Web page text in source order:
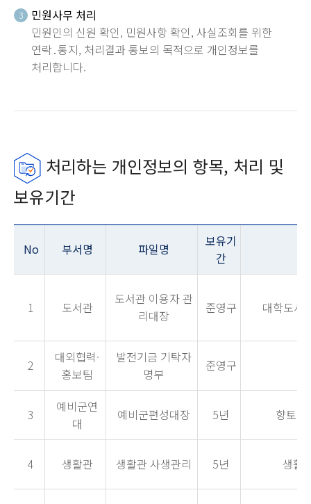
3
민원사무 처리
민원인의 신원 확인, 민원사항 확인, 사실조회를 위한
연락․통지, 처리결과 통보의 목적으로 개인정보를
처리합니다.
처리하는 개인정보의 항목, 처리 및
보유기간
No 부서명 파일명
보유기
간
1 도서관
도서관 이용자 관
리대장
준영구 대학도서
2
대외협력·
홍보팀
발전기금 기탁자
명부
준영구
3
예비군연
대
예비군편성대장 5년 향토예
4 생활관 생활관 사생관리 5년 생활